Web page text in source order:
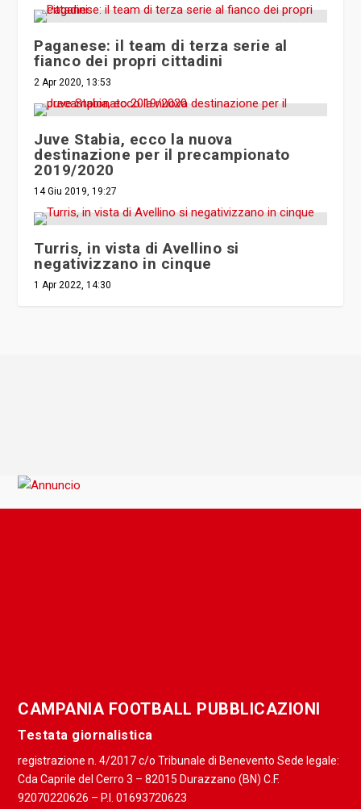
Paganese: il team di terza serie al
fianco dei propri cittadini
2 Apr 2020, 13:53
Juve Stabia, ecco la nuova
destinazione per il precampionato
2019/2020
14 Giu 2019, 19:27
Turris, in vista di Avellino si
negativizzano in cinque
1 Apr 2022, 14:30
CAMPANIA FOOTBALL PUBBLICAZIONI
Testata giornalistica
registrazione n. 4/2017 c/o Tribunale di Benevento Sede legale:
Cda Caprile del Cerro 3 – 82015 Durazzano (BN) C.F.
92070220626 – P.I. 01693720623